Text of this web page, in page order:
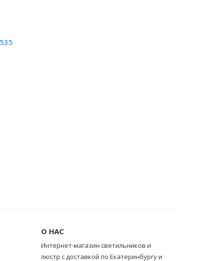
О НАС
Интернет-магазин светильников и
люстр с доставкой по Екатеринбургу и